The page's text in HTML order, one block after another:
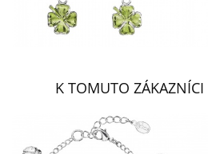
K TOMUTO ZÁKAZNÍCI